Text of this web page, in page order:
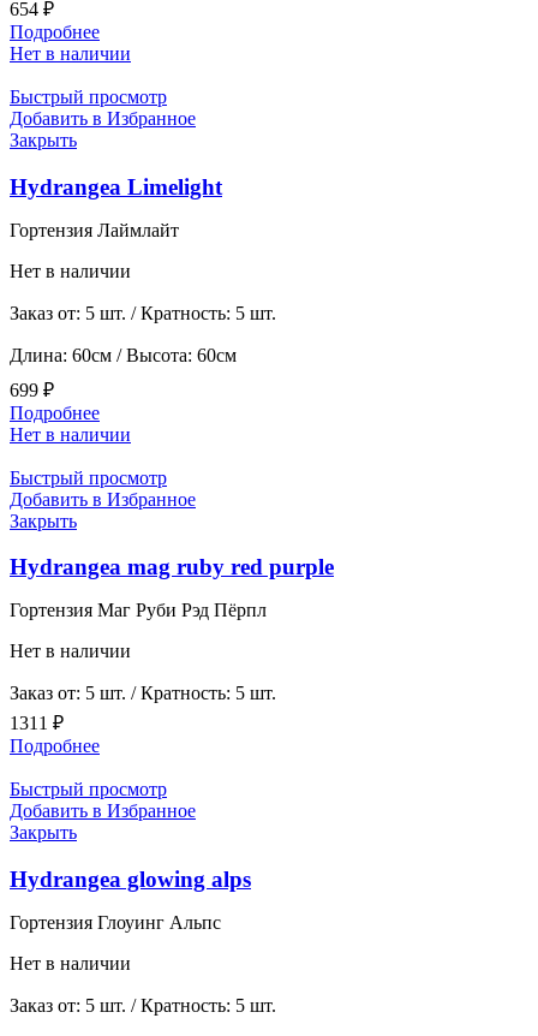
654 ₽
Подробнее
Нет в наличии
Быстрый просмотр
Добавить в Избранное
Закрыть
Hydrangea Limelight
Гортензия Лаймлайт
Нет в наличии
Заказ от: 5 шт. / Кратность: 5 шт.
Длина: 60см / Высота: 60см
699 ₽
Подробнее
Нет в наличии
Быстрый просмотр
Добавить в Избранное
Закрыть
Hydrangea mag ruby red purple
Гортензия Маг Руби Рэд Пёрпл
Нет в наличии
Заказ от: 5 шт. / Кратность: 5 шт.
1311 ₽
Подробнее
Быстрый просмотр
Добавить в Избранное
Закрыть
Hydrangea glowing alps
Гортензия Глоуинг Альпс
Нет в наличии
Заказ от: 5 шт. / Кратность: 5 шт.